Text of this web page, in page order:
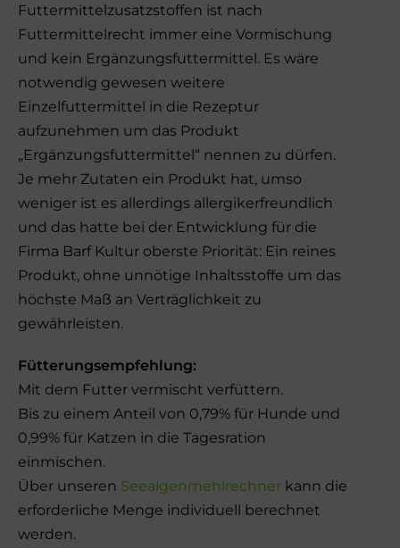
Futtermittelzusatzstoffen ist nach
Futtermittelrecht immer eine Vormischung
und kein Ergänzungsfuttermittel. Es wäre
notwendig gewesen weitere
Einzelfuttermittel in die Rezeptur
aufzunehmen um das Produkt
„Ergänzungsfuttermittel“ nennen zu dürfen.
Je mehr Zutaten ein Produkt hat, umso
weniger ist es allerdings allergikerfreundlich
und das hatte bei der Entwicklung für die
Firma Barf Kultur oberste Priorität: Ein reines
Produkt, ohne unnötige Inhaltsstoffe um das
höchste Maß an Verträglichkeit zu
gewährleisten.
Fütterungsempfehlung:
Mit dem Futter vermischt verfüttern.
Bis zu einem Anteil von 0,79% für Hunde und
0,99% für Katzen in die Tagesration
einmischen.
Über unseren Seealgenmehlrechner kann die
erforderliche Menge individuell berechnet
werden.